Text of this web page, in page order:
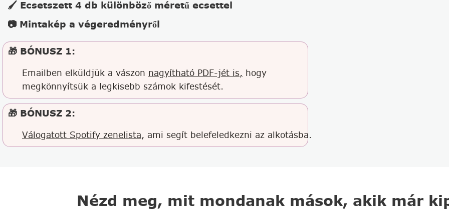
🖌️ Ecsetszett 4 db különböző méretű ecsettel
📷 Mintakép a végeredményről
🎁 BÓNUSZ 1:
Emailben elküldjük a vászon nagyítható PDF-jét is, hogy
megkönnyítsük a legkisebb számok kifestését.
🎁 BÓNUSZ 2:
Válogatott Spotify zenelista, ami segít belefeledkezni az alkotásba.
Nézd meg, mit mondanak mások, akik már